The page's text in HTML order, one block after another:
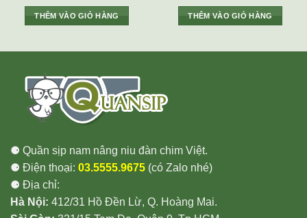
là:
149,000₫.
129,000₫.
THÊM VÀO GIỎ HÀNG THÊM VÀO GIỎ HÀNG
⚈ Quần sịp nam nâng niu đàn chim Việt.
⚈ Điện thoại: 03.5555.9675 (có Zalo nhé)
⚈ Địa chỉ:
Hà Nội: 412/31 Hồ Đền Lừ, Q. Hoàng Mai.